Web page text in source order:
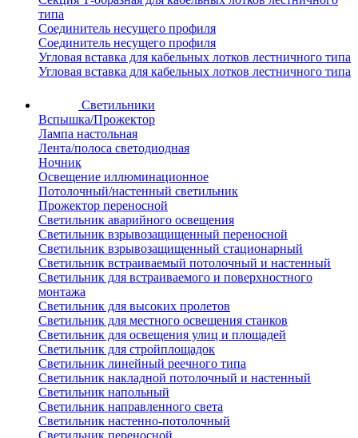
типа
Соединитель несущего профиля
Соединитель несущего профиля
Угловая вставка для кабельных лотков лестничного типа
Угловая вставка для кабельных лотков лестничного типа
Светильники
Вспышка/Прожектор
Лампа настольная
Лента/полоса светодиодная
Ночник
Освещение иллюминационное
Потолочный/настенный светильник
Прожектор переносной
Светильник аварийного освещения
Светильник взрывозащищенный переносной
Светильник взрывозащищенный стационарный
Светильник встраиваемый потолочный и настенный
Светильник для встраиваемого и поверхностного
монтажа
Светильник для высоких пролетов
Светильник для местного освещения станков
Светильник для освещения улиц и площадей
Светильник для стройплощадок
Светильник линейный реечного типа
Светильник накладной потолочный и настенный
Светильник напольный
Светильник направленного света
Светильник настенно-потолочный
Светильник переносной